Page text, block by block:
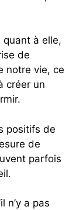
quant à elle,
de
notre vie, ce
créer un
positifs de
de
parfois
n’y a pas